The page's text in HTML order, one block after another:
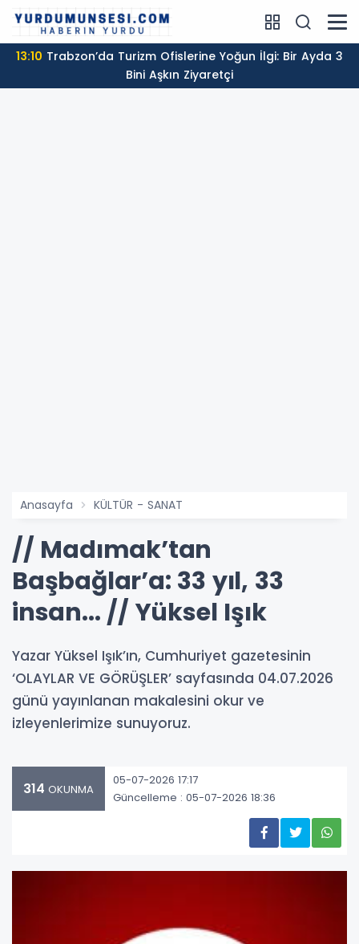
13:10
Bini Aşkın Ziyaretçi
Anasayfa KÜLTÜR - SANAT
// Madımak’tan
Başbağlar’a: 33 yıl, 33
insan... // Yüksel Işık
Yazar Yüksel Işık’ın, Cumhuriyet gazetesinin
‘OLAYLAR VE GÖRÜŞLER’ sayfasında 04.07.2026
günü yayınlanan makalesini okur ve
izleyenlerimize sunuyoruz.
314 OKUNMA
05-07-2026 17:17
Güncelleme : 05-07-2026 18:36